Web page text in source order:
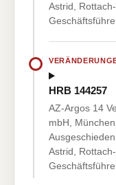
Astrid,
HRB 144257
AZ-Argos 14
mbH,
Astrid,